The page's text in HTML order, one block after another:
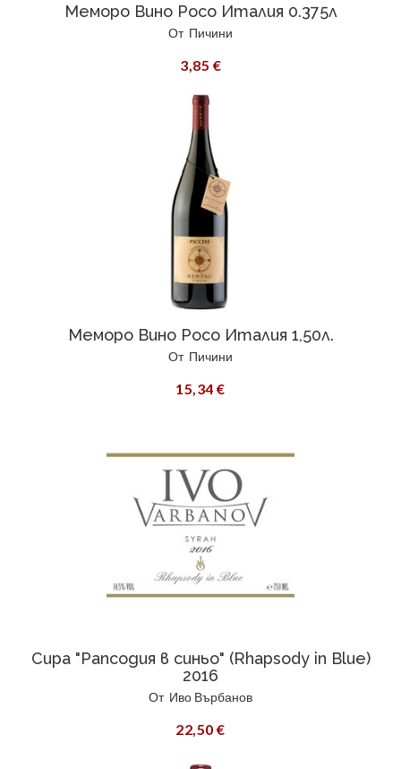
Меморо Вино Росо Италия 0.375л
От Пичини
3,85 €
Меморо Вино Росо Италия 1,50л.
От Пичини
15,34 €
Сира "Рапсодия в синьо" (Rhapsody in Blue)
2016
От Иво Върбанов
22,50 €